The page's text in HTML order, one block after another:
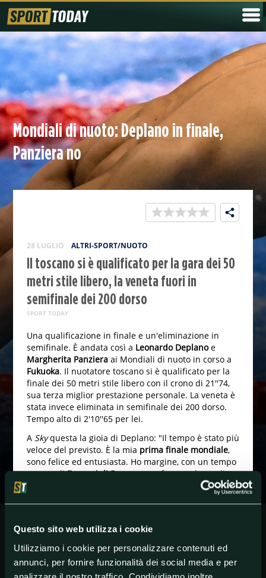
Questo sito web utilizza i cookie
Utilizziamo i cookie per personalizzare contenuti ed
annunci, per fornire funzionalità dei social media e per
Mondiali di nuoto: Deplano in finale,
Panziera no
28 LUGLIO ALTRI-SPORT/NUOTO
Il toscano si è qualificato per la gara dei 50
metri stile libero, la veneta fuori in
semifinale dei 200 dorso
SPORT TODAY
Una qualificazione in finale e un'eliminazione in
semifinale. È andata così a Leonardo Deplanoe
Margherita Panzieraai Mondiali di nuoto in corso a
Fukuoka. Il nuotatore toscano si è qualificato per la
finale dei 50 metri stile libero con il crono di 21''74,
sua terza miglior prestazione personale. La veneta è
stata invece eliminata in semifinale dei 200 dorso.
Tempo alto di 2'10''65 per lei.
A Skyquesta la gioia di Deplano: "Il tempo è stato più
veloce del previsto. È la mia prima finale mondiale,
sono felice ed entusiasta. Ho margine, con un tempo
come agliEuropei di Romaposso fare qualcosa di
bello". Questo invece il dispiacere di Panziera: "Sono
. La preparazione è stata terribile per
#AltriSport #Nuoto #Swimming